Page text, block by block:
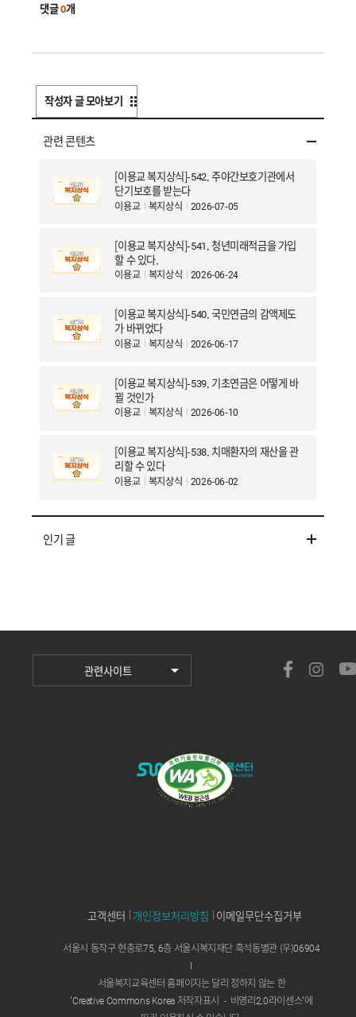
댓글0개
작성자 글 모아보기
관련 콘텐츠
[이용교 복지상식]-542. 주야간보호기관에서
단기보호를 받는다
이용교 복지상식 2026-07-05
[이용교 복지상식]-541. 청년미래적금을 가입
할 수 있다.
이용교 복지상식 2026-06-24
[이용교 복지상식]-540. 국민연금의 감액제도
가 바뀌었다
이용교 복지상식 2026-06-17
[이용교 복지상식]-539. 기초연금은 어떻게 바
뀔 것인가
이용교 복지상식 2026-06-10
[이용교 복지상식]-538. 치매환자의 재산을 관
리할 수 있다
이용교 복지상식 2026-06-02
인기 글
고객센터 개인정보처리방침 이메일무단수집거부
서울시 동작구 현충로75, 6층 서울시복지재단 흑석동별관 (우)06904
I
서울복지교육센터 홈페이지는 달리 정하지 않는 한
'Creative Commons Korea 저작자표시 - 비영리2.0라이센스'에
관련사이트